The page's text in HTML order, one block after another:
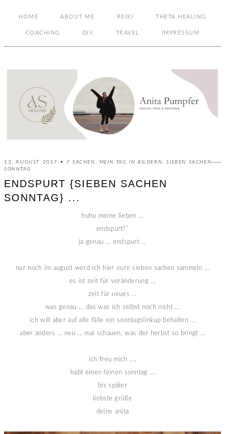
HOME ABOUT ME REIKI THETA HEALING
COACHING DIY TRAVEL IMPRESSUM
13. AUGUST 2017 • 7 SACHEN MEIN TAG IN BILDERN
SIEBEN SACHEN
SONNTAG
ENDSPURT {SIEBEN SACHEN
SONNTAG} ...
huhu meine lieben ...
endspurt?`
ja genau ... endspurt ...
nur noch im august werd ich hier eure sieben sachen sammeln ...
es ist zeit für veränderung ...
zeit für neues ...
was genau ... das was ich selbst noch nicht ...
ich will aber auf alle fälle ein sonntagslinkup behalten ...
aber anders ... neu ... mal schauen, was der herbst so bringt ...
ich freu mich ....
habt einen feinen sonntag ...
bis später
liebste grüße
deine anita